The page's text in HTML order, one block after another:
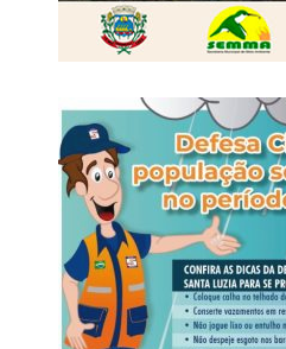
WhatsApp
Facebook
Twitter